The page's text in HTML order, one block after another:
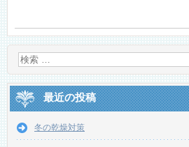
最近の投稿
冬の乾燥対策